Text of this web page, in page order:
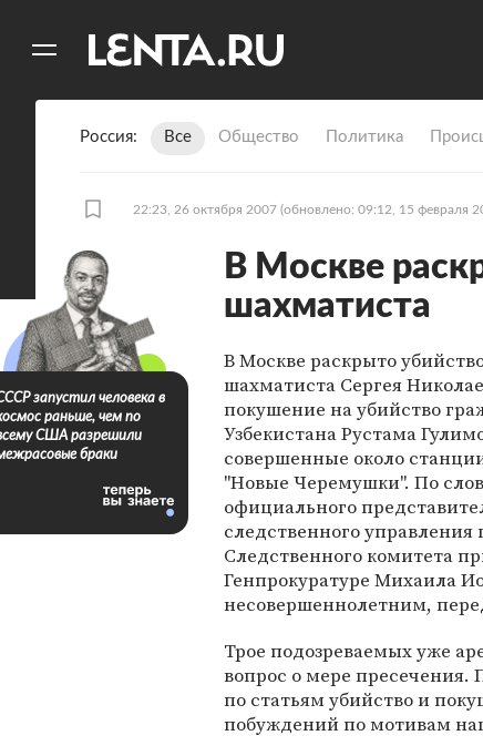
Россия Все Общество Политика
22:23, 26 октября 2007 (обновлено: 09:12, 15 февраля
В Москве
шахматиста
В Москве раскрыто
шахматиста Сергея
покушение на убийство
Узбекистана Рустама
совершенные около
"Новые Черемушки". По
официального
следственного управления
Следственного комитета
Генпрокуратуре Михаила
несовершеннолетним,
Трое подозреваемых уже
вопрос о мере
по статьям убийство и
побуждений по мотивам
запустил человека в
раньше, чем по
США разрешили
браки